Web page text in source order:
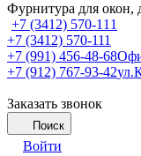
Фурнитура для окон,
+7 (3412) 570-111
+7 (3412) 570-111
+7 (991) 456-48-68
+7 (912) 767-93-42
Заказать звонок
Поиск
Войти